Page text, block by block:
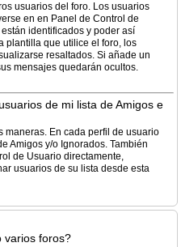
usuarios del foro. Los usuarios
en en Panel de Control de
identificados y poder así
plantilla que utilice el foro, los
resaltados. Si añade un
mensajes quedarán ocultos.
de mi lista de Amigos e
maneras. En cada perfil de usuario
Amigos y/o Ignorados. También
de Usuario directamente,
usuarios de su lista desde esta
varios foros?